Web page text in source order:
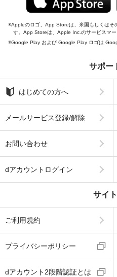
Appleのロゴ、App Storeは、米国もしくは
す。App Storeは、Apple Inc.のサービスマー
Google Play および Google Play ロゴは
サポー
はじめての方へ
メールサービス登録/解除
お問い合わせ
dアカウントログイン
サイ
ご利用規約
プライバシーポリシー
dアカウント2段階認証とは